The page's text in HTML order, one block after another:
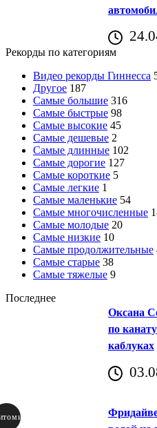
Рекорды по категориям
Видео рекорды Гиннесса
Другое 187
Самые большие 316
Самые быстрые 98
Самые высокие 45
Самые дешевые 2
Самые длинные 102
Самые дорогие 127
Самые короткие 5
Самые легкие 1
Самые маленькие 54
Самые многочисленные
Самые молодые 20
Самые низкие 10
Самые продолжительные
Самые старые 38
Самые тяжелые 9
Последнее
Оксана
по
каблуках